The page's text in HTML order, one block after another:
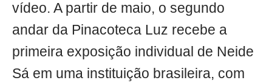
vídeo. A partir de maio, o segundo
andar da Pinacoteca Luz recebe a
primeira exposição individual de Neide
Sá em uma instituição brasileira, com